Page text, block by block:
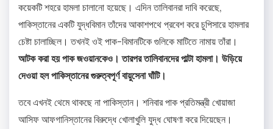
কয়েকটি শহরে হামলা চালানো হয়েছে। এদিন তালিবানরা দাবি করেছে,
পাকিস্তানের একটি যুদ্ধবিমান তাঁদের আকাশপথে প্রবেশ করে চুপিসারে হামলার
চেষ্টা চালাচ্ছিল। তখনই ওই পাক-বিমানটিকে গুলিকে মাটিতে নামায় তাঁরা।
আটক করা হয় পাক জওয়ানকেও। তারপর তালিবানদের পাল্টা হামলা। উড়িয়ে
দেওয়া হল পাকিস্তানের গুরুত্বপূর্ণ বায়ুসেনা ঘাঁটি।
তবে এখনই থেমে থাকছে না পাকিস্তান। শনিবার পাক প্রতিমন্ত্রী খোয়াজা
আসিফ আফগানিস্তানের বিরুদ্ধে খোলাখুলি যুদ্ধ ঘোষণা করে দিয়েছেন।